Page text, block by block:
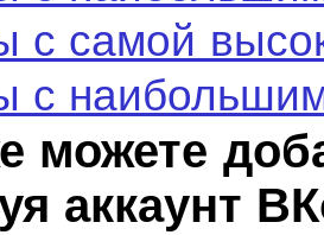
с самой
с
можете
аккаунт